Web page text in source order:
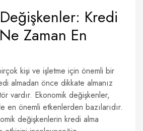
Kredi
Zaman En
kişi ve işletme için önemli bir
almadan önce dikkate almanız
vardır. Ekonomik değişkenler,
en önemli etkenlerden bazılarıdır.
değişkenlerin kredi alma